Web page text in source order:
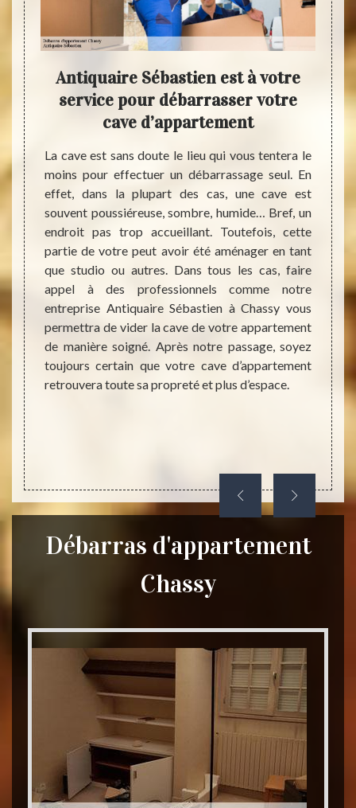
du
vous
vous
pas
à
de
à
offrir
Antiquaire Sébastien est à votre
service pour débarrasser votre
cave d’appartement
La cave est sans doute le lieu qui vous tentera le
moins pour effectuer un débarrassage seul. En
effet, dans la plupart des cas, une cave est
souvent poussiéreuse, sombre, humide… Bref, un
endroit pas trop accueillant. Toutefois, cette
partie de votre peut avoir été aménager en tant
que studio ou autres. Dans tous les cas, faire
appel à des professionnels comme notre
entreprise Antiquaire Sébastien à Chassy vous
permettra de vider la cave de votre appartement
de manière soigné. Après notre passage, soyez
toujours certain que votre cave d’appartement
retrouvera toute sa propreté et plus d’espace.
Il
peut
un
une
sont
tous
une
en
ses
le
Débarras d'appartement
Chassy